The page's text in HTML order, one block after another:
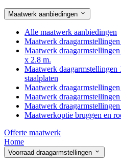
Maatwerk aanbiedingen
Alle maatwerk aanbiedingen
Maatwerk
Maatwerk
x 2.8 m.
Maatwerk
staalplaten
Maatwerk
Maatwerk
Maatwerk
Maatwerkoptie bruggen en
Offerte maatwerk
Home
Voorraad draagarmstellingen